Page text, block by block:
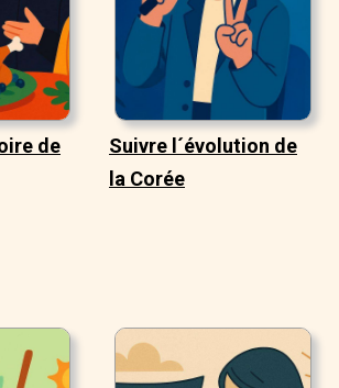
de
Suivre l´évolution de
la Corée